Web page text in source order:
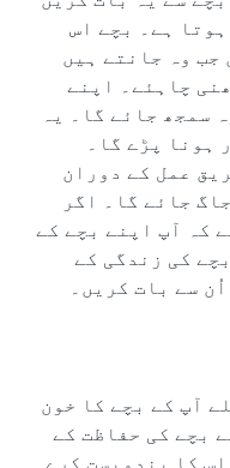
ہے۔ بچے اس
جب وہ جانتے ہیں
چاہئے۔ اپنے
سمجھ جائے گا۔ یہ
ہونا پڑے گا۔
عمل کے دوران
جائے گا۔ اگر
کہ آپ اپنے بچے کے
کی زندگی کے
سے بات کریں۔
آپ کے بچے کا خون
بچے کی حفاظت کے
کا بندوبست کرے